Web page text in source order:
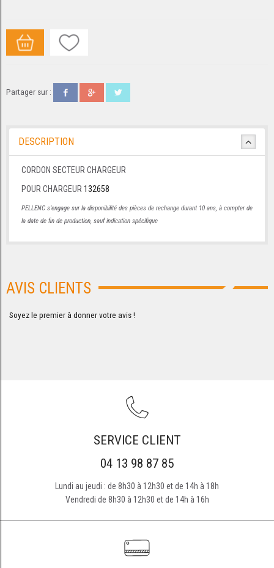
Partager sur :
DESCRIPTION
CORDON SECTEUR CHARGEUR
POUR CHARGEUR 132658
PELLENC s’engage sur la disponibilité des pièces de rechange durant 10 ans, à compter de
la date de fin de production, sauf indication spécifique
AVIS CLIENTS
Soyez le premier à donner votre avis !
SERVICE CLIENT
04 13 98 87 85
Lundi au jeudi : de 8h30 à 12h30 et de 14h à 18h
Vendredi de 8h30 à 12h30 et de 14h à 16h